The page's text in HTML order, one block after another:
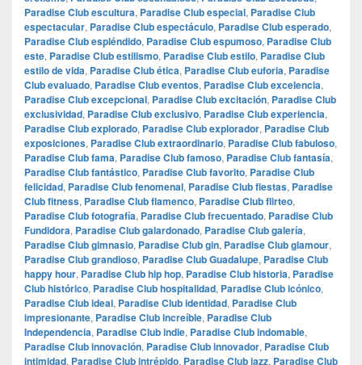
Paradise Club escultura, Paradise Club especial, Paradise Club
espectacular, Paradise Club espectáculo, Paradise Club esperado,
Paradise Club espléndido, Paradise Club espumoso, Paradise Club
este, Paradise Club estilismo, Paradise Club estilo, Paradise Club
estilo de vida, Paradise Club ética, Paradise Club euforia, Paradise
Club evaluado, Paradise Club eventos, Paradise Club excelencia,
Paradise Club excepcional, Paradise Club excitación, Paradise Club
exclusividad, Paradise Club exclusivo, Paradise Club experiencia,
Paradise Club explorado, Paradise Club explorador, Paradise Club
exposiciones, Paradise Club extraordinario, Paradise Club fabuloso,
Paradise Club fama, Paradise Club famoso, Paradise Club fantasía,
Paradise Club fantástico, Paradise Club favorito, Paradise Club
felicidad, Paradise Club fenomenal, Paradise Club fiestas, Paradise
Club fitness, Paradise Club flamenco, Paradise Club flirteo,
Paradise Club fotografía, Paradise Club frecuentado, Paradise Club
Fundidora, Paradise Club galardonado, Paradise Club galería,
Paradise Club gimnasio, Paradise Club gin, Paradise Club glamour,
Paradise Club grandioso, Paradise Club Guadalupe, Paradise Club
happy hour, Paradise Club hip hop, Paradise Club historia, Paradise
Club histórico, Paradise Club hospitalidad, Paradise Club icónico,
Paradise Club ideal, Paradise Club identidad, Paradise Club
impresionante, Paradise Club increíble, Paradise Club
Independencia, Paradise Club indie, Paradise Club indomable,
Paradise Club innovación, Paradise Club innovador, Paradise Club
intimidad, Paradise Club intrépido, Paradise Club jazz, Paradise Club